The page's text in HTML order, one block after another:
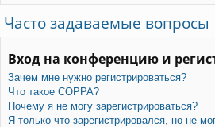
лк
и
м
ы
Часто задаваемые вопросы
Вход на конференцию и
Зачем мне нужно регистрироваться?
Что такое COPPA?
Почему я не могу зарегистрироваться?
Я только что зарегистрировался, но не